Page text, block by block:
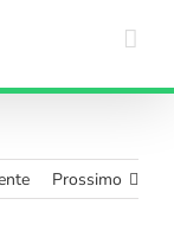
Prossimo